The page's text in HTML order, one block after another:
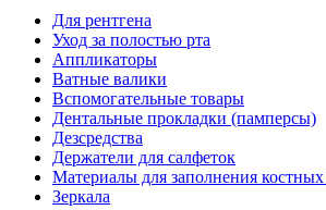
Для рентгена
Уход за полостью рта
Аппликаторы
Ватные валики
Вспомогательные товары
Дентальные прокладки (памперсы)
Дезсредства
Держатели для салфеток
Материалы для заполнения костных
Зеркала